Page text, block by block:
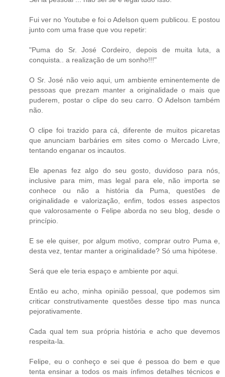
Fui ver no Youtube e foi o Adelson quem publicou. E postou
junto com uma frase que vou repetir:
"Puma do Sr. José Cordeiro, depois de muita luta, a
conquista.. a realização de um sonho!!!"
O Sr. José não veio aqui, um ambiente eminentemente de
pessoas que prezam manter a originalidade o mais que
puderem, postar o clipe do seu carro. O Adelson também
não.
O clipe foi trazido para cá, diferente de muitos picaretas
que anunciam barbáries em sites como o Mercado Livre,
tentando enganar os incautos.
Ele apenas fez algo do seu gosto, duvidoso para nós,
inclusive para mim, mas legal para ele, não importa se
conhece ou não a história da Puma, questões de
originalidade e valorização, enfim, todos esses aspectos
que valorosamente o Felipe aborda no seu blog, desde o
princípio.
E se ele quiser, por algum motivo, comprar outro Puma e,
desta vez, tentar manter a originalidade? Só uma hipótese.
Será que ele teria espaço e ambiente por aqui.
Então eu acho, minha opinião pessoal, que podemos sim
criticar construtivamente questões desse tipo mas nunca
pejorativamente.
Cada qual tem sua própria história e acho que devemos
respeita-la.
Felipe, eu o conheço e sei que é pessoa do bem e que
tenta ensinar a todos os mais ínfimos detalhes técnicos e